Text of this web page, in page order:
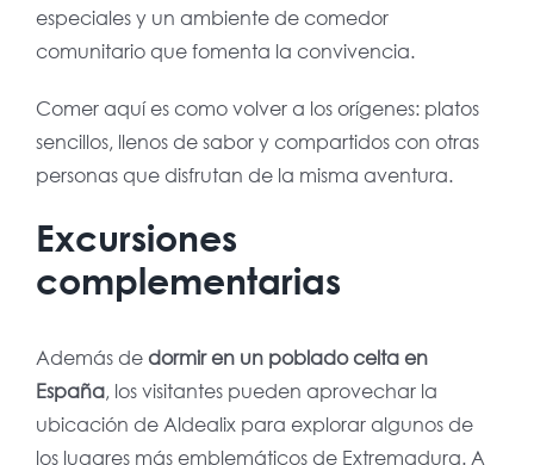
especiales y un ambiente de comedor
comunitario que fomenta la convivencia.
Comer aquí es como volver a los orígenes: platos
sencillos, llenos de sabor y compartidos con otras
personas que disfrutan de la misma aventura.
Excursiones
complementarias
Además de dormir en un poblado celta en
España, los visitantes pueden aprovechar la
ubicación de Aldealix para explorar algunos de
los lugares más emblemáticos de Extremadura. A